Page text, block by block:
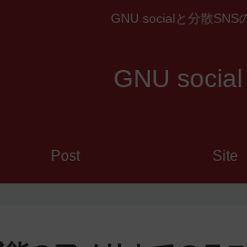
GNU socialと分散SNS
GNU
Post Site